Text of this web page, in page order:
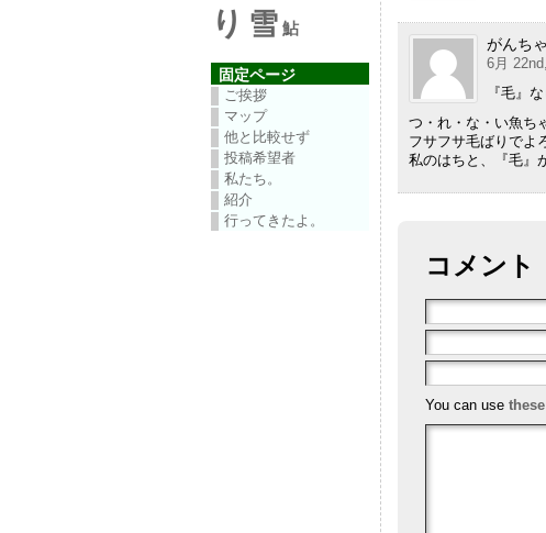
り 雪 鮎
固定ページ
ご挨拶
マップ
他と比較せず
投稿希望者
私たち。
紹介
行ってきたよ。
がんち
6月
『毛』
つ・れ・な・い魚ち
フサフサ毛ばりでよ
私のはちと、『毛』
コメント
You can use